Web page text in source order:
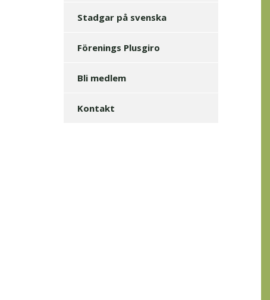
Stadgar på svenska
Förenings Plusgiro
Bli medlem
Kontakt